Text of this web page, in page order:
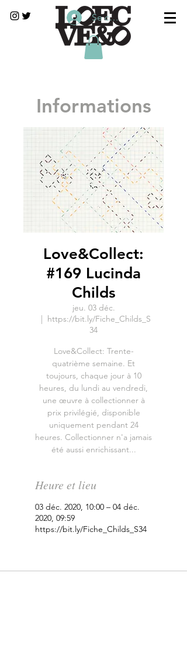
Se connecter
Informations
Love&Collect:
#169 Lucinda
Childs
jeu. 03 déc.
  |
https://bit.ly/Fiche_Childs_S
34
Love&Collect: Trente-
quatrième semaine. Et
toujours, chaque jour à 10
heures, du lundi au vendredi,
une œuvre à collectionner à
prix privilégié, disponible
uniquement pendant 24
heures. Collectionner n'a jamais
été aussi enrichissant...
Heure et lieu
03 déc. 2020, 10:00 – 04 déc.
2020, 09:59
https://bit.ly/Fiche_Childs_S34